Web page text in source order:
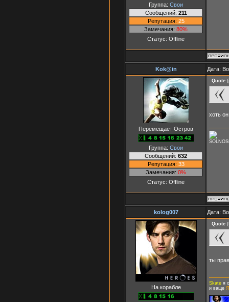
Группа: Свои
Сообщений: 211
Репутация: 25
Замечания: 80%
Статус: Offline
Kok@in Дата:
Перемещает Остров
Группа: Свои
Сообщений: 632
Репутация: 33
Замечания: 0%
Статус: Offline
Quote (
хоть
kolog007 Дата:
На корабле
Quote (
ты
Skate я
и ваще